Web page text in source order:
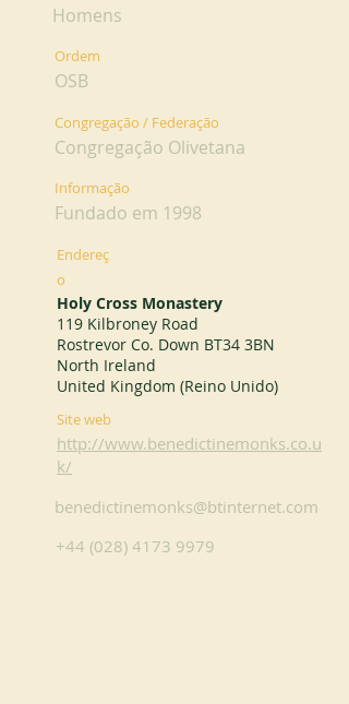
Homens
Ordem
OSB
Congregação / Federação
Congregação Olivetana
Informação
Fundado em 1998
Endereç
o
Holy Cross Monastery
119 Kilbroney Road
Rostrevor Co. Down BT34 3BN
North Ireland
United Kingdom (Reino Unido)
Site web
http://www.benedictinemonks.co.u
k/
benedictinemonks@btinternet.com
+44 (028) 4173 9979